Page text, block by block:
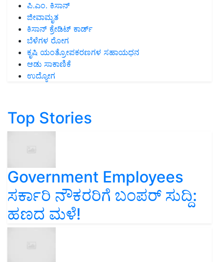
ಪಿ.ಎಂ. ಕಿಸಾನ್
ಜೀವಾಮೃತ
ಕಿಸಾನ್ ಕ್ರೇಡಿಟ್ ಕಾರ್ಡ್
ಬೆಳೆಗಳ ರೋಗ
ಕೃಷಿ ಯಂತ್ರೋಪಕರಣಗಳ ಸಹಾಯಧನ
ಆಡು ಸಾಕಾಣಿಕೆ
ಉದ್ಯೋಗ
Top Stories
Government Employees
ಸರ್ಕಾರಿ ನೌಕರರಿಗೆ ಬಂಪರ್‌ ಸುದ್ದಿ:
ಹಣದ ಮಳೆ!